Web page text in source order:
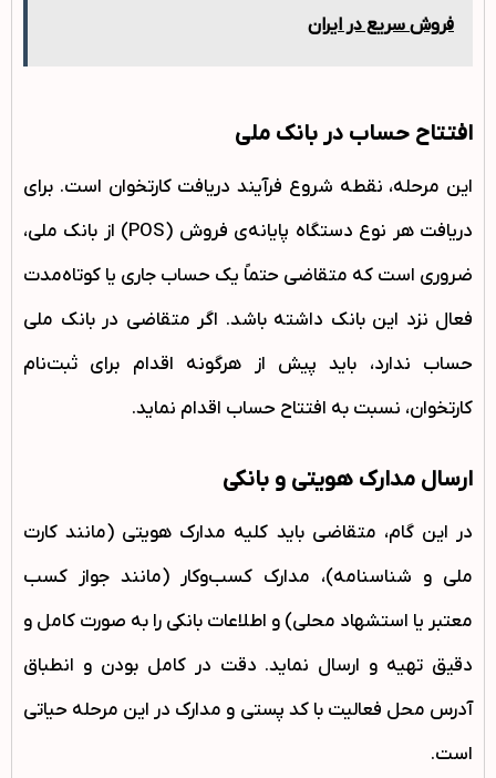
فروش سریع در ایران
افتتاح حساب در بانک ملی
این مرحله، نقطه شروع فرآیند دریافت کارتخوان است. برای
دریافت هر نوع دستگاه پایانه‌ی فروش (POS) از بانک ملی،
ضروری است که متقاضی حتماً یک حساب جاری یا کوتاه‌مدت
فعال نزد این بانک داشته باشد. اگر متقاضی در بانک ملی
حساب ندارد، باید پیش از هرگونه اقدام برای ثبت‌نام
کارتخوان، نسبت به افتتاح حساب اقدام نماید.
ارسال مدارک هویتی و بانکی
در این گام، متقاضی باید کلیه مدارک هویتی (مانند کارت
ملی و شناسنامه)، مدارک کسب‌وکار (مانند جواز کسب
معتبر یا استشهاد محلی) و اطلاعات بانکی را به صورت کامل و
دقیق تهیه و ارسال نماید. دقت در کامل بودن و انطباق
آدرس محل فعالیت با کد پستی و مدارک در این مرحله حیاتی
است.